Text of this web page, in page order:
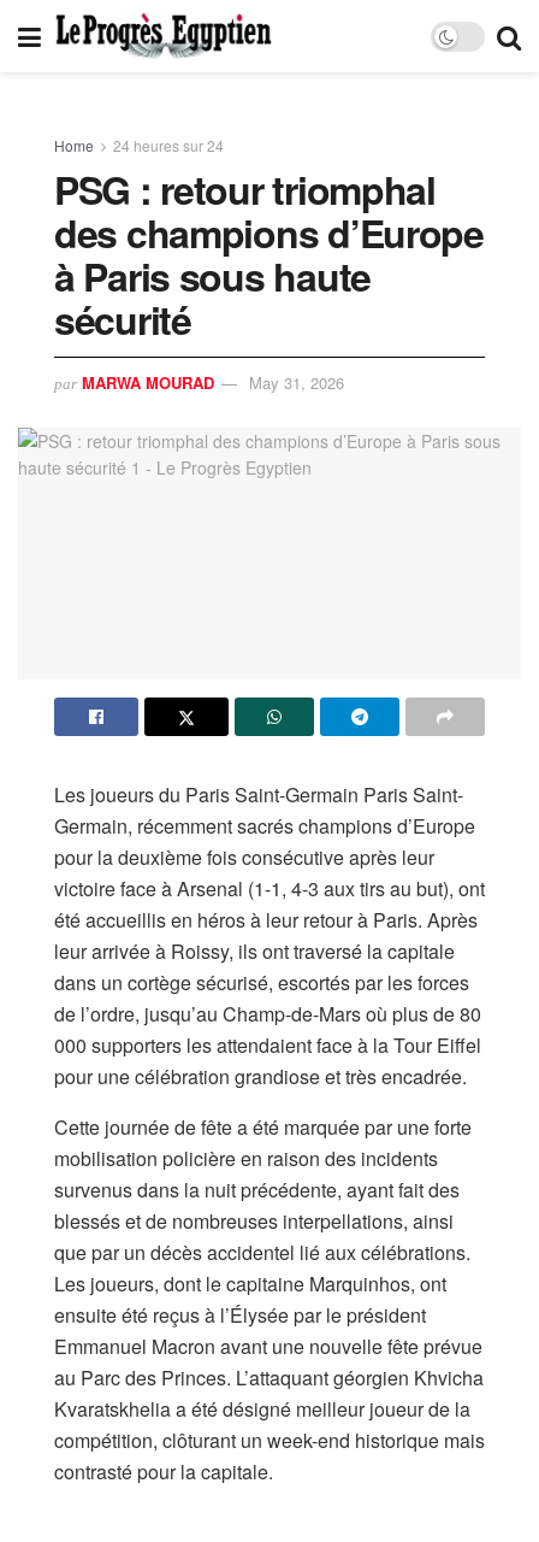
Home 24 heures sur 24
PSG : retour triomphal
des champions d’Europe
à Paris sous haute
sécurité
par MARWA MOURAD May 31, 2026
Les joueurs du Paris Saint-Germain Paris Saint-
Germain, récemment sacrés champions d’Europe
pour la deuxième fois consécutive après leur
victoire face à Arsenal (1-1, 4-3 aux tirs au but), ont
été accueillis en héros à leur retour à Paris. Après
leur arrivée à Roissy, ils ont traversé la capitale
dans un cortège sécurisé, escortés par les forces
de l’ordre, jusqu’au Champ-de-Mars où plus de 80
000 supporters les attendaient face à la Tour Eiffel
pour une célébration grandiose et très encadrée.
Cette journée de fête a été marquée par une forte
mobilisation policière en raison des incidents
survenus dans la nuit précédente, ayant fait des
blessés et de nombreuses interpellations, ainsi
que par un décès accidentel lié aux célébrations.
Les joueurs, dont le capitaine Marquinhos, ont
ensuite été reçus à l’Élysée par le président
Emmanuel Macron avant une nouvelle fête prévue
au Parc des Princes. L’attaquant géorgien Khvicha
Kvaratskhelia a été désigné meilleur joueur de la
compétition, clôturant un week-end historique mais
contrasté pour la capitale.